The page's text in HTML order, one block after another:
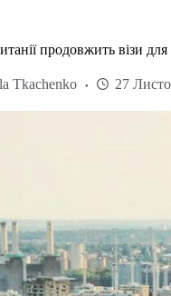
продовжить візи для
Tkachenko 27